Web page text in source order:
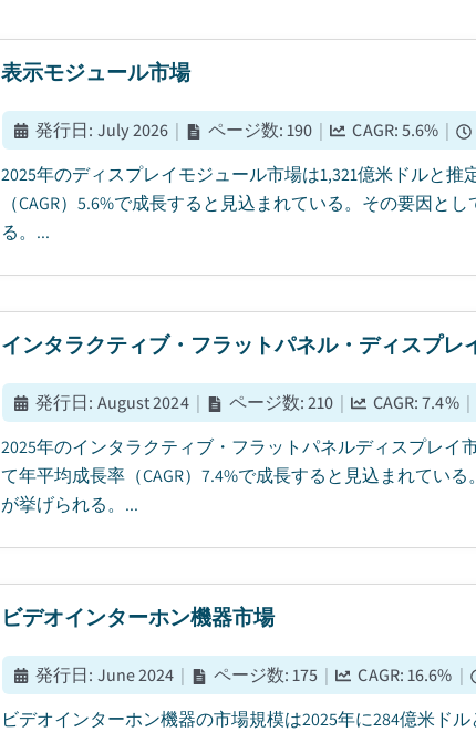
表示モジュール市場
発行日: July 2026 | ページ数:190 | CAGR:5.6% |
2025年のディスプレイモジュール市場は1,321億米ドルと
（CAGR）5.6%で成長すると見込まれている。その要因と
る。...
インタラクティブ・フラットパネル・ディスプレ
発行日: August 2024 | ページ数:210 | CAGR:7.4% |
2025年のインタラクティブ・フラットパネルディスプレイ
て年平均成長率（CAGR）7.4%で成長すると見込まれてい
が挙げられる。...
ビデオインターホン機器市場
発行日: June 2024 | ページ数:175 | CAGR:16.6% |
ビデオインターホン機器の市場規模は2025年に284億米ド